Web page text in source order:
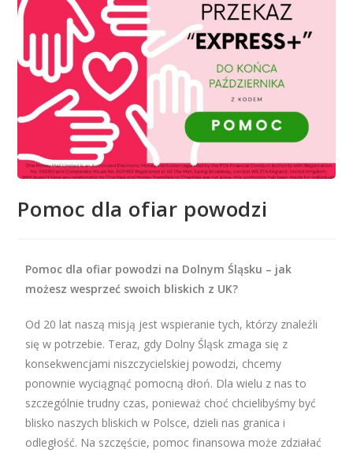
Pomoc dla ofiar powodzi
Pomoc dla ofiar powodzi na Dolnym Śląsku – jak
możesz wesprzeć swoich bliskich z UK?
Od 20 lat naszą misją jest wspieranie tych, którzy znaleźli
się w potrzebie. Teraz, gdy Dolny Śląsk zmaga się z
konsekwencjami niszczycielskiej powodzi, chcemy
ponownie wyciągnąć pomocną dłoń. Dla wielu z nas to
szczególnie trudny czas, ponieważ choć chcielibyśmy być
blisko naszych bliskich w Polsce, dzieli nas granica i
odległość. Na szczęście, pomoc finansowa może zdziałać